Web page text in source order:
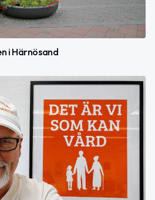
i Härnösand